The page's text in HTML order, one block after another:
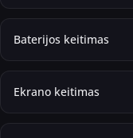
Baterijos keitimas
Ekrano keitimas